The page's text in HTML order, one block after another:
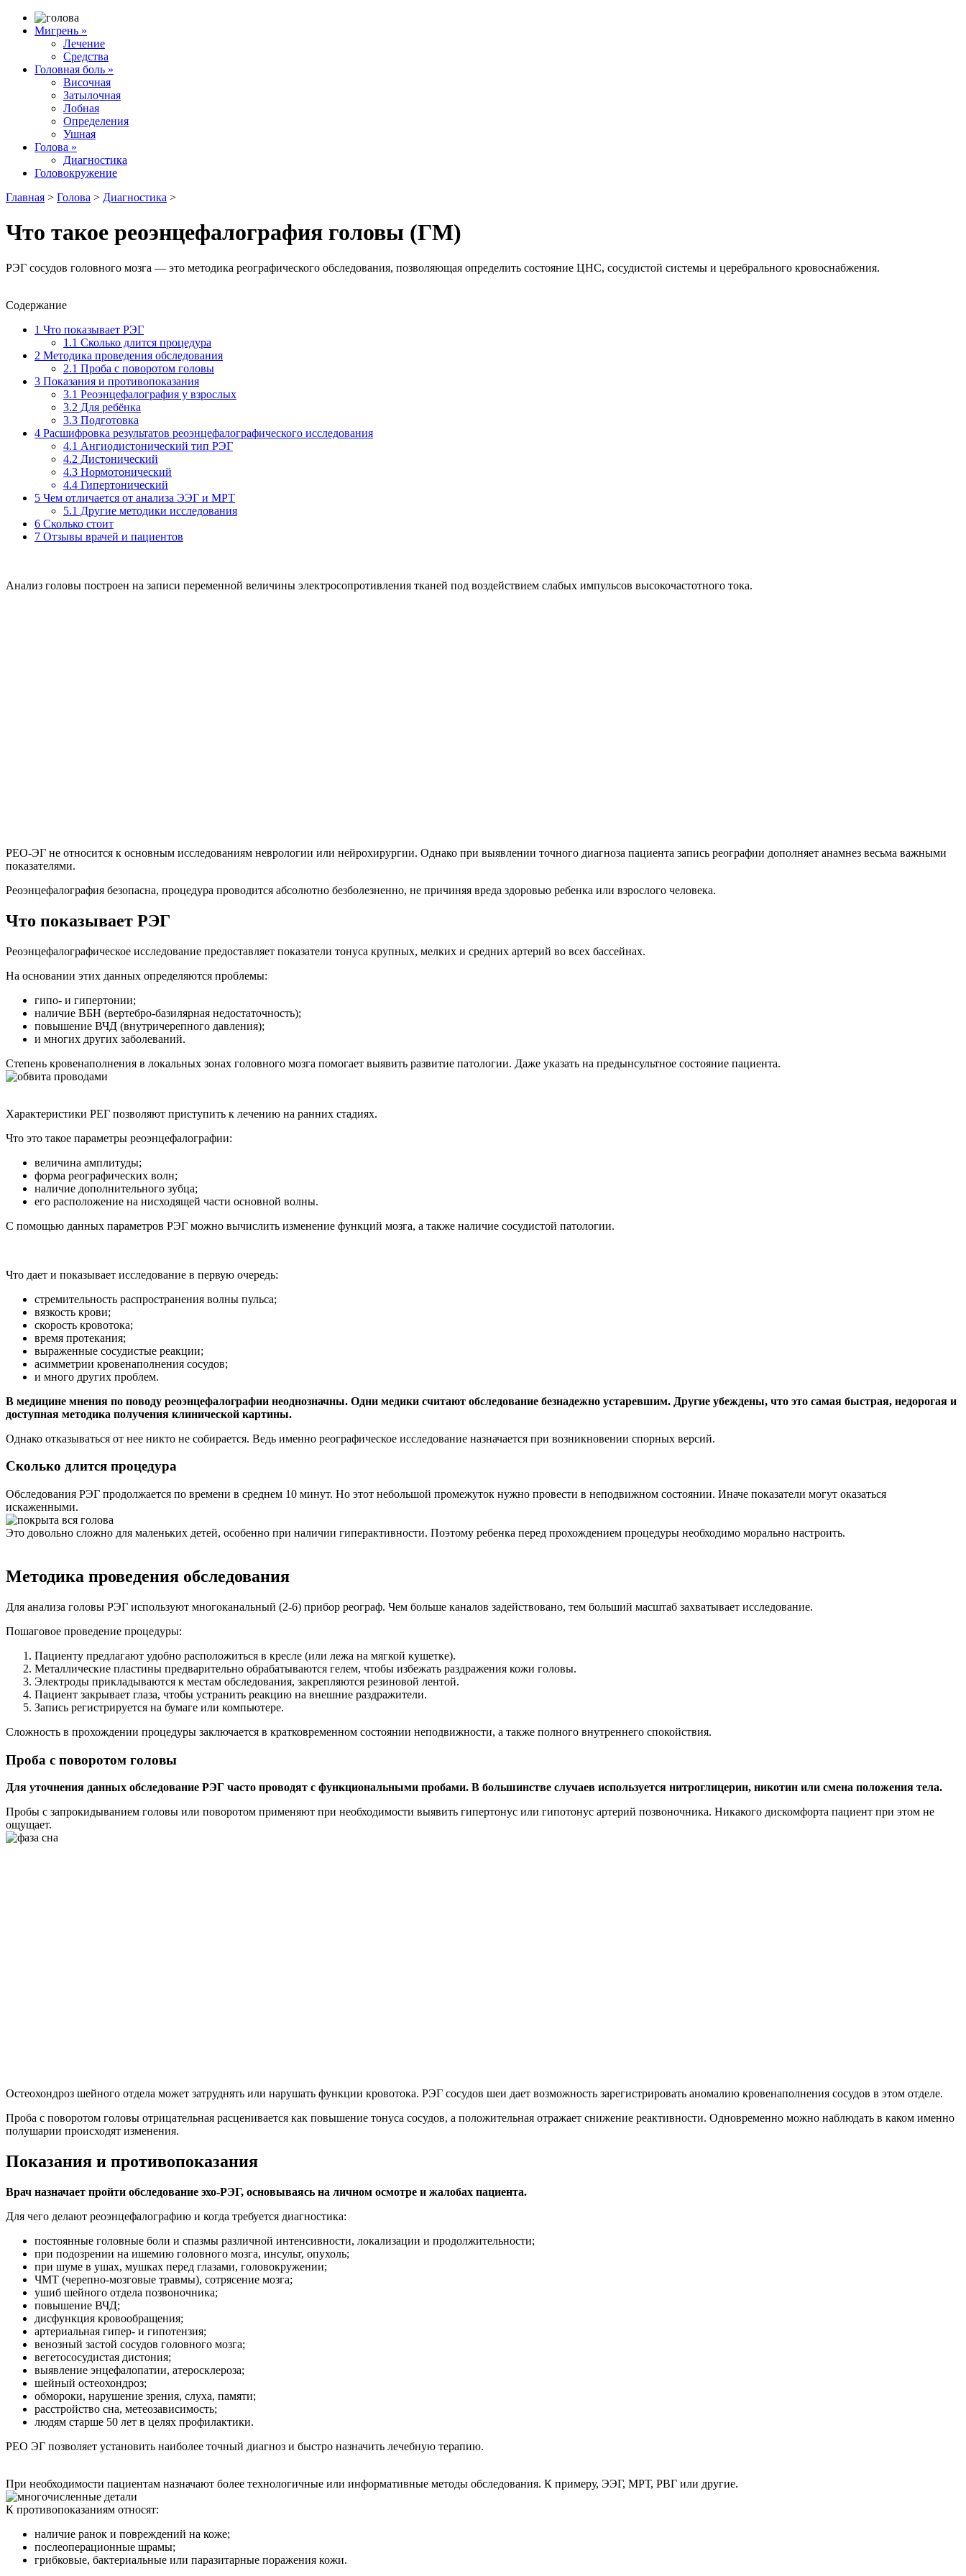
Мигрень »
Лечение
Средства
Головная боль »
Височная
Затылочная
Лобная
Определения
Ушная
Голова »
Диагностика
Головокружение
Главная > Голова > Диагностика >
Что такое реоэнцефалография головы (ГМ)
РЭГ сосудов головного мозга — это методика реографического обследования, позволяющая определить состояние ЦНС, сосудистой системы и церебрального кровоснабжения.
Содержание
1 Что показывает РЭГ
1.1 Сколько длится процедура
2 Методика проведения обследования
2.1 Проба с поворотом головы
3 Показания и противопоказания
3.1 Реоэнцефалография у взрослых
3.2 Для ребёнка
3.3 Подготовка
4 Расшифровка результатов реоэнцефалографического исследования
4.1 Ангиодистонический тип РЭГ
4.2 Дистонический
4.3 Нормотонический
4.4 Гипертонический
5 Чем отличается от анализа ЭЭГ и МРТ
5.1 Другие методики исследования
6 Сколько стоит
7 Отзывы врачей и пациентов
Анализ головы построен на записи переменной величины электросопротивления тканей под воздействием слабых импульсов высокочастотного тока.
РЕО-ЭГ не относится к основным исследованиям неврологии или нейрохирургии. Однако при выявлении точного диагноза пациента запись реографии дополняет анамнез весьма важными
показателями.
Реоэнцефалография безопасна, процедура проводится абсолютно безболезненно, не причиняя вреда здоровью ребенка или взрослого человека.
Что показывает РЭГ
Реоэнцефалографическое исследование предоставляет показатели тонуса крупных, мелких и средних артерий во всех бассейнах.
На основании этих данных определяются проблемы:
гипо- и гипертонии;
наличие ВБН (вертебро-базилярная недостаточность);
повышение ВЧД (внутричерепного давления);
и многих других заболеваний.
Степень кровенаполнения в локальных зонах головного мозга помогает выявить развитие патологии. Даже указать на предынсультное состояние пациента.
Характеристики РЕГ позволяют приступить к лечению на ранних стадиях.
Что это такое параметры реоэнцефалографии:
величина амплитуды;
форма реографических волн;
наличие дополнительного зубца;
его расположение на нисходящей части основной волны.
С помощью данных параметров РЭГ можно вычислить изменение функций мозга, а также наличие сосудистой патологии.
Что дает и показывает исследование в первую очередь:
стремительность распространения волны пульса;
вязкость крови;
скорость кровотока;
время протекания;
выраженные сосудистые реакции;
асимметрии кровенаполнения сосудов;
и много других проблем.
В медицине мнения по поводу реоэнцефалографии неоднозначны. Одни медики считают обследование безнадежно устаревшим. Другие убеждены, что это самая быстрая, недорогая и
доступная методика получения клинической картины.
Однако отказываться от нее никто не собирается. Ведь именно реографическое исследование назначается при возникновении спорных версий.
Сколько длится процедура
Обследования РЭГ продолжается по времени в среднем 10 минут. Но этот небольшой промежуток нужно провести в неподвижном состоянии. Иначе показатели могут оказаться
искаженными.
Это довольно сложно для маленьких детей, особенно при наличии гиперактивности. Поэтому ребенка перед прохождением процедуры необходимо морально настроить.
Методика проведения обследования
Для анализа головы РЭГ используют многоканальный (2-6) прибор реограф. Чем больше каналов задействовано, тем больший масштаб захватывает исследование.
Пошаговое проведение процедуры:
Пациенту предлагают удобно расположиться в кресле (или лежа на мягкой кушетке).
Металлические пластины предварительно обрабатываются гелем, чтобы избежать раздражения кожи головы.
Электроды прикладываются к местам обследования, закрепляются резиновой лентой.
Пациент закрывает глаза, чтобы устранить реакцию на внешние раздражители.
Запись регистрируется на бумаге или компьютере.
Сложность в прохождении процедуры заключается в кратковременном состоянии неподвижности, а также полного внутреннего спокойствия.
Проба с поворотом головы
Для уточнения данных обследование РЭГ часто проводят с функциональными пробами. В большинстве случаев используется нитроглицерин, никотин или смена положения тела.
Пробы с запрокидыванием головы или поворотом применяют при необходимости выявить гипертонус или гипотонус артерий позвоночника. Никакого дискомфорта пациент при этом не
ощущает.
Остеохондроз шейного отдела может затруднять или нарушать функции кровотока. РЭГ сосудов шеи дает возможность зарегистрировать аномалию кровенаполнения сосудов в этом отделе.
Проба с поворотом головы отрицательная расценивается как повышение тонуса сосудов, а положительная отражает снижение реактивности. Одновременно можно наблюдать в каком именно
полушарии происходят изменения.
Показания и противопоказания
Врач назначает пройти обследование эхо-РЭГ, основываясь на личном осмотре и жалобах пациента.
Для чего делают реоэнцефалографию и когда требуется диагностика:
постоянные головные боли и спазмы различной интенсивности, локализации и продолжительности;
при подозрении на ишемию головного мозга, инсульт, опухоль;
при шуме в ушах, мушках перед глазами, головокружении;
ЧМТ (черепно-мозговые травмы), сотрясение мозга;
ушиб шейного отдела позвоночника;
повышение ВЧД;
дисфункция кровообращения;
артериальная гипер- и гипотензия;
венозный застой сосудов головного мозга;
вегетососудистая дистония;
выявление энцефалопатии, атеросклероза;
шейный остеохондроз;
обмороки, нарушение зрения, слуха, памяти;
расстройство сна, метеозависимость;
людям старше 50 лет в целях профилактики.
РЕО ЭГ позволяет установить наиболее точный диагноз и быстро назначить лечебную терапию.
При необходимости пациентам назначают более технологичные или информативные методы обследования. К примеру, ЭЭГ, МРТ, РВГ или другие.
К противопоказаниям относят:
наличие ранок и повреждений на коже;
послеоперационные шрамы;
грибковые, бактериальные или паразитарные поражения кожи.